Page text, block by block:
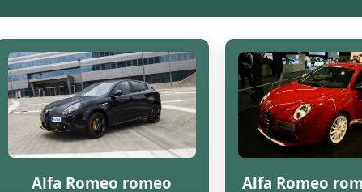
Alfa Romeo romeo Alfa Romeo